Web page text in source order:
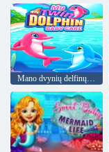
Mano dvynių delfinų kūdikio priežiūra